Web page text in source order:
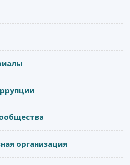
организация